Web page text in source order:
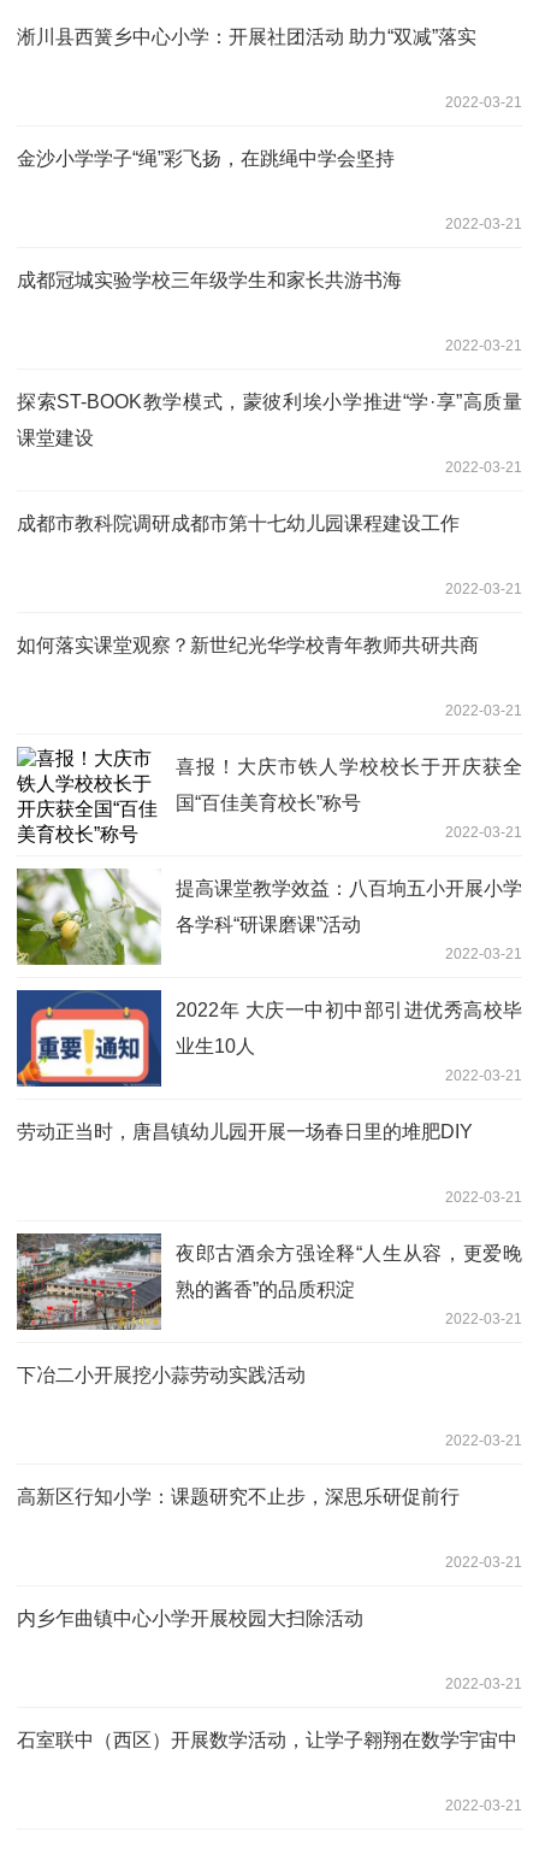
淅川县西簧乡中心小学：开展社团活动 助力“双减”落实
2022-03-21
金沙小学学子“绳”彩飞扬，在跳绳中学会坚持
2022-03-21
成都冠城实验学校三年级学生和家长共游书海
2022-03-21
探索ST-BOOK教学模式，蒙彼利埃小学推进“学·享”高质量
课堂建设
2022-03-21
成都市教科院调研成都市第十七幼儿园课程建设工作
2022-03-21
如何落实课堂观察？新世纪光华学校青年教师共研共商
2022-03-21
喜报！大庆市铁人学校校长于开庆获全
国“百佳美育校长”称号
2022-03-21
提高课堂教学效益：八百垧五小开展小学
各学科“研课磨课”活动
2022-03-21
2022年 大庆一中初中部引进优秀高校毕
业生10人
2022-03-21
劳动正当时，唐昌镇幼儿园开展一场春日里的堆肥DIY
2022-03-21
夜郎古酒余方强诠释“人生从容，更爱晚
熟的酱香”的品质积淀
2022-03-21
下冶二小开展挖小蒜劳动实践活动
2022-03-21
高新区行知小学：课题研究不止步，深思乐研促前行
2022-03-21
内乡乍曲镇中心小学开展校园大扫除活动
2022-03-21
石室联中（西区）开展数学活动，让学子翱翔在数学宇宙中
2022-03-21